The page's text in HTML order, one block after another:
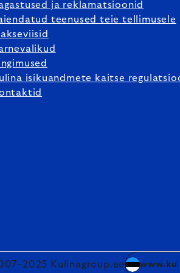
ja reklamatsioonid
teenused teie tellimusele
isikuandmete kaitse
Kulinagroup.ee